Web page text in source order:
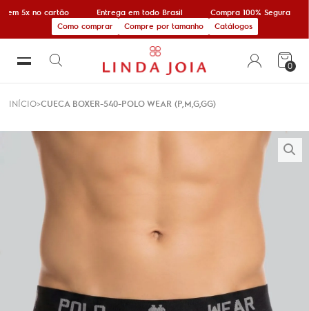
em 5x no cartão Entrega em todo Brasil
Compra 100% Segura
Como comprar
Compre por tamanho Catálogos
0
INÍCIO CUECA BOXER-540-POLO WEAR (P,M,G,GG)